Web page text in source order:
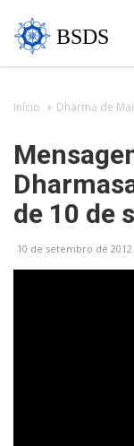
BSDS
Início Dharma de
de 10 de
10 de setembro de